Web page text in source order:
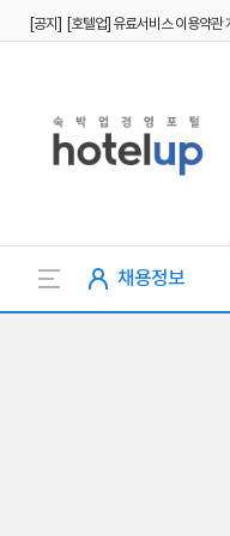
채용정보